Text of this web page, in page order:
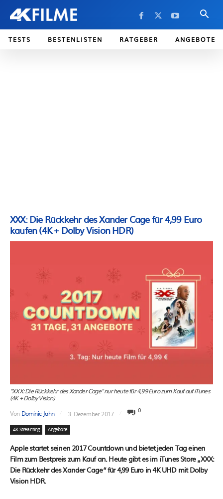
TESTS BESTENLISTEN RATGEBER ANGEBOTE
XXX: Die Rückkehr des Xander Cage für 4,99 Euro
kaufen (4K + Dolby Vision HDR)
"XXX: Die Rückkehr des Xander Cage" nur heute für 4,99 Euro zum Kauf auf iTunes
(4K + Dolby Vision)
Von Dominic Jahn 3. Dezember 2017 0
4K Streaming Angebote
Apple startet seinen 2017 Countdown und bietet jeden Tag einen
Film zum Bestpreis zum Kauf an. Heute gibt es im iTunes Store „XXX:
Die Rückkehr des Xander Cage“ für 4,99 Euro in 4K UHD mit Dolby
Vision HDR.